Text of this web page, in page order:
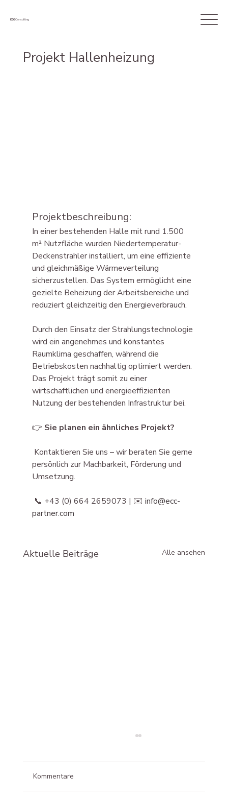
ECCConsulting
Projekt Hallenheizung
Projektbeschreibung:
In einer bestehenden Halle mit rund 1.500
m² Nutzfläche wurden Niedertemperatur-
Deckenstrahler installiert, um eine effiziente
und gleichmäßige Wärmeverteilung
sicherzustellen. Das System ermöglicht eine
gezielte Beheizung der Arbeitsbereiche und
reduziert gleichzeitig den Energieverbrauch.
Durch den Einsatz der Strahlungstechnologie
wird ein angenehmes und konstantes
Raumklima geschaffen, während die
Betriebskosten nachhaltig optimiert werden.
Das Projekt trägt somit zu einer
wirtschaftlichen und energieeffizienten
Nutzung der bestehenden Infrastruktur bei.
👉 Sie planen ein ähnliches Projekt?
persönlich zur Machbarkeit, Förderung und
Umsetzung.
📞 +43 (0) 664 2659073 | ✉️ info@ecc-
partner.com
Aktuelle Beiträge Alle ansehen
Kommentare